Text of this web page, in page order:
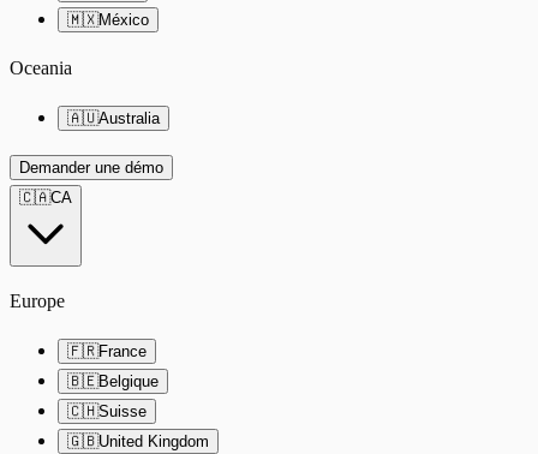
🇲🇽México
Oceania
🇦🇺Australia
Demander une démo
🇨🇦CA
Europe
🇫🇷France
🇧🇪Belgique
🇨🇭Suisse
🇬🇧United Kingdom